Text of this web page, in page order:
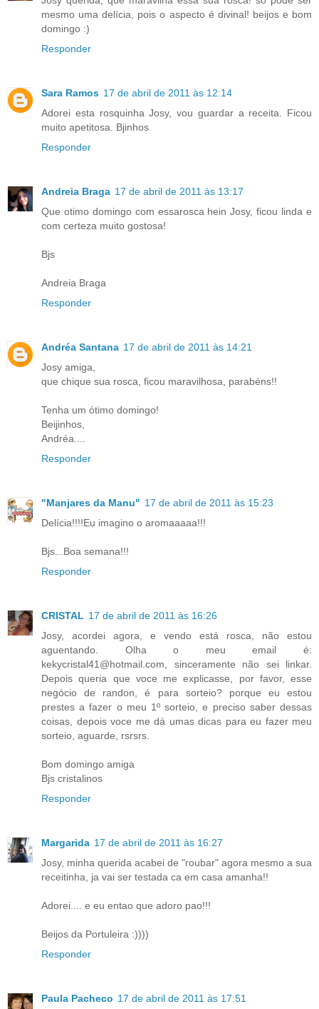
mesmo uma delícia, pois o aspecto é divinal! beijos e bom
domingo :)
Responder
Sara Ramos 17 de abril de 2011 às 12:14
Adorei esta rosquinha Josy, vou guardar a receita. Ficou
muito apetitosa. Bjinhos
Responder
Andreia Braga 17 de abril de 2011 às 13:17
Que otimo domingo com essarosca hein Josy, ficou linda e
com certeza muito gostosa!
Bjs
Andreia Braga
Responder
Andréa Santana 17 de abril de 2011 às 14:21
Josy amiga,
que chique sua rosca, ficou maravilhosa, parabéns!!
Tenha um ótimo domingo!
Beijinhos,
Andréa....
Responder
"Manjares da Manu" 17 de abril de 2011 às 15:23
Delícia!!!!Eu imagino o aromaaaaa!!!
Bjs...Boa semana!!!
Responder
CRISTAL 17 de abril de 2011 às 16:26
Josy, acordei agora, e vendo está rosca, não estou
aguentando. Olha o meu email é:
kekycristal41@hotmail.com, sinceramente não sei linkar.
Depois queria que voce me explicasse, por favor, esse
negócio de randon, é para sorteio? porque eu estou
prestes a fazer o meu 1º sorteio, e preciso saber dessas
coisas, depois voce me dá umas dicas para eu fazer meu
sorteio, aguarde, rsrsrs.
Bom domingo amiga
Bjs cristalinos
Responder
Margarida 17 de abril de 2011 às 16:27
Josy, minha querida acabei de "roubar" agora mesmo a sua
receitinha, ja vai ser testada ca em casa amanha!!
Adorei.... e eu entao que adoro pao!!!
Beijos da Portuleira :))))
Responder
Paula Pacheco 17 de abril de 2011 às 17:51